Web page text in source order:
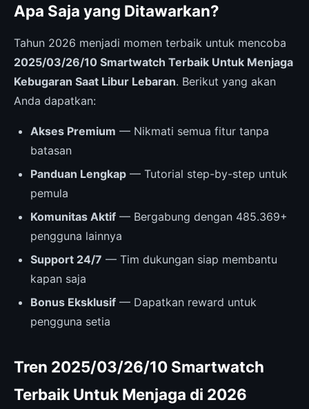
Apa Saja yang Ditawarkan?
Tahun 2026 menjadi momen terbaik untuk mencoba
2025/03/26/10 Smartwatch Terbaik Untuk Menjaga
Kebugaran Saat Libur Lebaran. Berikut yang akan
Anda dapatkan:
Akses Premium — Nikmati semua fitur tanpa
batasan
Panduan Lengkap — Tutorial step-by-step untuk
pemula
Komunitas Aktif — Bergabung dengan 485.369+
pengguna lainnya
Support 24/7 — Tim dukungan siap membantu
kapan saja
Bonus Eksklusif — Dapatkan reward untuk
pengguna setia
Tren 2025/03/26/10 Smartwatch
Terbaik Untuk Menjaga di 2026